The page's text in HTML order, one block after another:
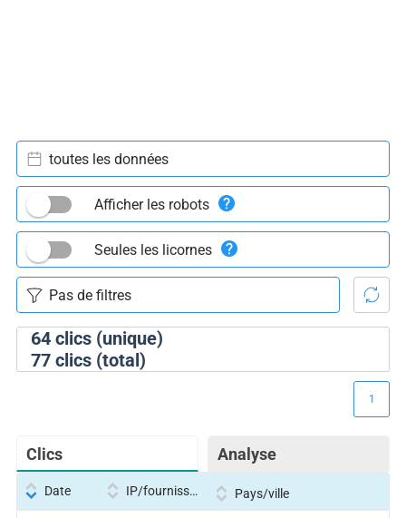
64clics (unique)
77clics (total)
toutes les données
Afficher les robots
Seules les licornes
Clics Analyse
1
Date IP/fournisseur Pays/ville